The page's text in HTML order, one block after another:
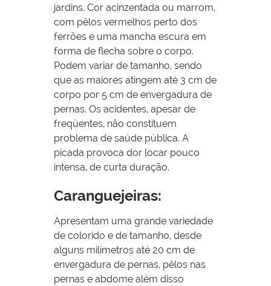
jardins. Cor acinzentada ou marrom,
com pêlos vermelhos perto dos
ferrões e uma mancha escura em
forma de flecha sobre o corpo.
Podem variar de tamanho, sendo
que as maiores atingem até 3 cm de
corpo por 5 cm de envergadura de
pernas. Os acidentes, apesar de
freqüentes, não constituem
problema de saúde pública. A
picada provoca dor locar pouco
intensa, de curta duração.
Caranguejeiras:
Apresentam uma grande variedade
de colorido e de tamanho, desde
alguns milímetros até 20 cm de
envergadura de pernas, pêlos nas
pernas e abdome além disso